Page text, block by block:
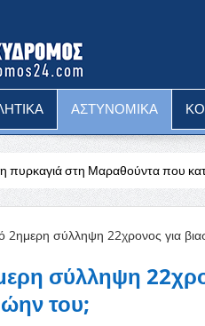
ΑΣΤΥΝΟΜΙΚΑ
που κατέκαψε περίπου
σύλληψη
του;